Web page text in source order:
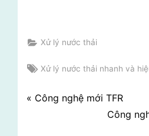
Xử lý nước thải
Tags:
Xử lý nước thải nhanh và
Điều
P
Công nghệ mới TFR
N
Công